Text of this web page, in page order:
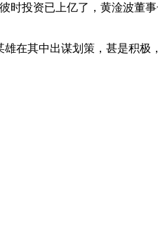
时投资已上亿了，黄淦波董
在其中出谋划策，甚是积